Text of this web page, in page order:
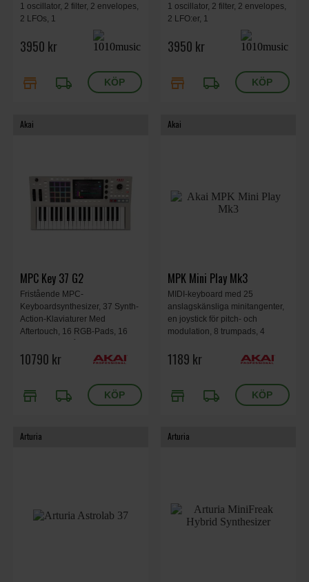
1 oscillator, 2 filter, 2 envelopes,
2 LFOs, 1
modulationssekvenserare. 2”
pekskärm, 2 rattar, 4 knappar. 6
38 mm, 0,11 kg.
3950 kr
store local_shipping
1 oscillator, 2 filter, 2 envelopes,
2 LFO:er, 1
modulationssekvenserare, 2"
pekskärm, 2 rattar, 4 knappar, 6
95x76x38 mm, 0,11 kg.
3950 kr
store local_shipping
Akai
MPC Key 37 G2
Fristående MPC-
Keyboardsynthesizer, 37 Synth-
Action-Klaviaturer Med
Aftertouch, 16 RGB-Pads, 16
Plugininstrument, 7-Tums
4.36 kg.
10790 kr
store local_shipping
Akai
MPK Mini Play Mk3
MIDI-keyboard med 25
anslagskänsliga minitangenter,
en joystick för pitch- och
modulation, 8 trumpads, 4
arpeggiator, note repeat, 128
1189 kr
store local_shipping
Arturia Arturia